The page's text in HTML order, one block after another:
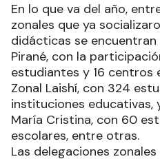
En lo que va del año,
zonales que ya
didácticas se encuentran
Pirané, con la
estudiantes y 16 centros
Zonal Laishí, con 324
instituciones educativas,
María Cristina, con 60
escolares, entre otras.
Las delegaciones zonales